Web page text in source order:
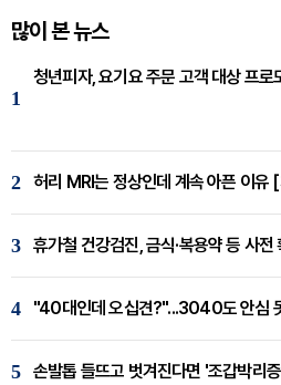
많이 본 뉴스
1
청년피자, 요기요 주문 고객 대상 프로
2 허리 MRI는 정상인데 계속 아픈 이유
3 휴가철 건강검진, 금식·복용약 등 사
4 "40대인데 오십견?"...3040도 안심
5 손발톱 들뜨고 벗겨진다면 '조갑박리